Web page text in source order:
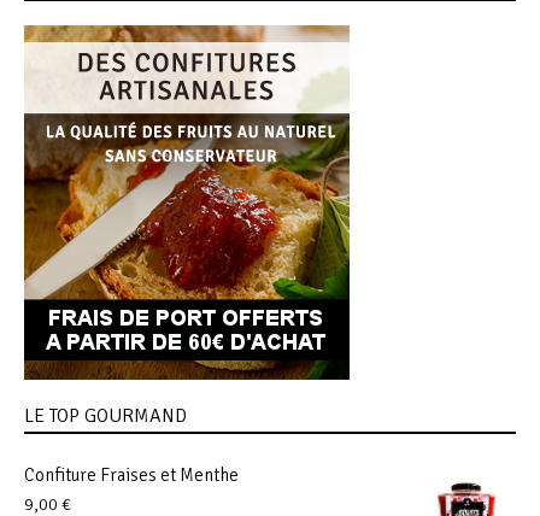
LE TOP GOURMAND
Confiture Fraises et Menthe
9,00 €